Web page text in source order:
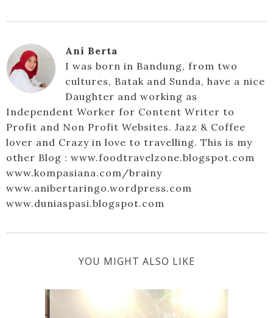
Ani Berta
I was born in Bandung, from two
cultures, Batak and Sunda, have a nice
Daughter and working as
Independent Worker for Content Writer to
Profit and Non Profit Websites. Jazz & Coffee
lover and Crazy in love to travelling. This is my
other Blog : www.foodtravelzone.blogspot.com
www.kompasiana.com/brainy
www.anibertaringo.wordpress.com
www.duniaspasi.blogspot.com
YOU MIGHT ALSO LIKE